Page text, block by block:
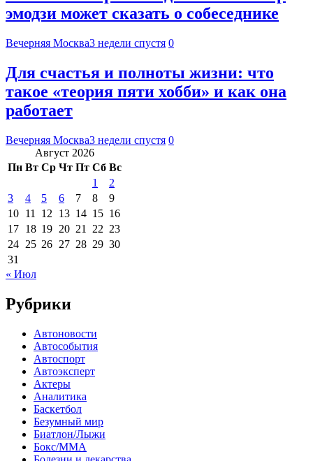
эмодзи может сказать о собеседнике
Вечерняя Москва3 недели спустя 0
Для счастья и полноты жизни: что
такое «теория пяти хобби» и как она
работает
Вечерняя Москва3 недели спустя 0
Август 2026
Пн Вт Ср Чт Пт Сб Вс
1
2
3
4 5 6 7 8
9
10 11 12 13 14 15 16
17 18 19 20 21 22 23
24 25 26 27 28 29 30
31
« Июл
Рубрики
Автоновости
Автособытия
Автоспорт
Автоэксперт
Актеры
Аналитика
Баскетбол
Безумный мир
Биатлон/Лыжи
Бокс/MMA